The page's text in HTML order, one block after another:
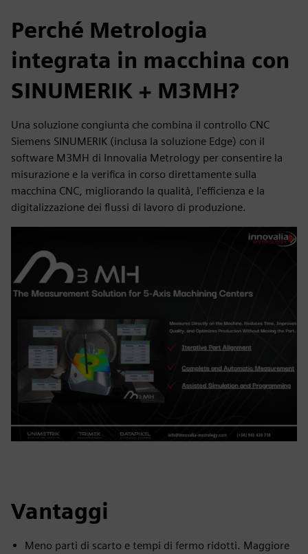
Perché Metrologia
integrata in macchina con
SINUMERIK + M3MH?
Una soluzione congiunta che combina il controllo CNC
Siemens SINUMERIK (inclusa la soluzione Edge) con il
software M3MH di Innovalia Metrology per consentire la
misurazione e la verifica in corso direttamente sulla
macchina CNC, migliorando la qualità, l'efficienza e la
digitalizzazione dei flussi di lavoro di produzione.
Vantaggi
Meno parti di scarto e tempi di fermo ridotti. Maggiore